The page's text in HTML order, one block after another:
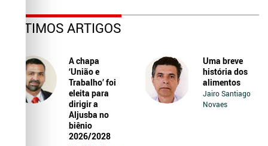
ÚLTIMOS ARTIGOS
A chapa
‘União e
Trabalho’ foi
eleita para
dirigir a
Aljusba no
biênio
2026/2028
Uma breve
história dos
alimentos
Jairo Santiago
Novaes